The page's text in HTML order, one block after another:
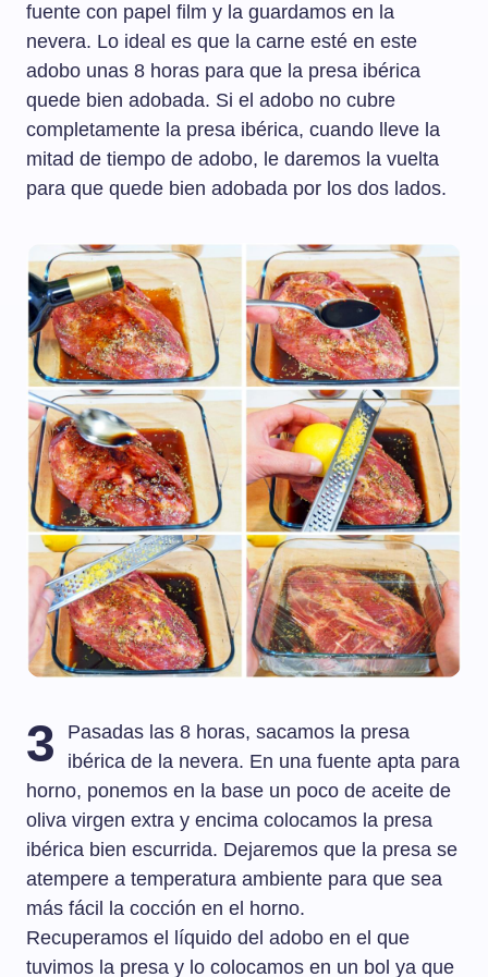
fuente con papel film y la guardamos en la
nevera. Lo ideal es que la carne esté en este
adobo unas 8 horas para que la presa ibérica
quede bien adobada. Si el adobo no cubre
completamente la presa ibérica, cuando lleve la
mitad de tiempo de adobo, le daremos la vuelta
para que quede bien adobada por los dos lados.
3
Pasadas las 8 horas, sacamos la presa
ibérica de la nevera. En una fuente apta para
horno, ponemos en la base un poco de aceite de
oliva virgen extra y encima colocamos la presa
ibérica bien escurrida. Dejaremos que la presa se
atempere a temperatura ambiente para que sea
más fácil la cocción en el horno.
Recuperamos el líquido del adobo en el que
tuvimos la presa y lo colocamos en un bol ya que